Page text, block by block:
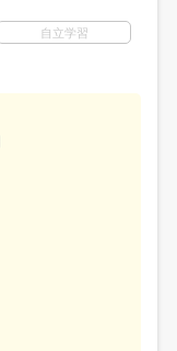
自立学習